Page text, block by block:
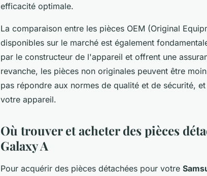
efficacité optimale.
La comparaison entre les pièces OEM (Original
disponibles sur le marché est également
par le constructeur de l'appareil et offrent une
revanche, les pièces non originales peuvent être
pas répondre aux normes de qualité et de sécurité,
votre appareil.
Où trouver et acheter des pièces
Galaxy A
Pour acquérir des pièces détachées pour votre